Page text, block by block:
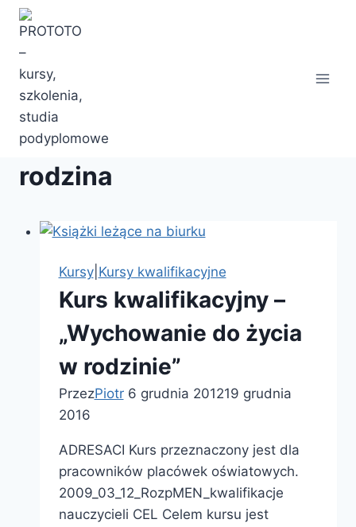
Przejdź
treści
rodzina
Kursy| Kursy kwalifikacyjne
Kurs kwalifikacyjny –
„Wychowanie do życia
w rodzinie”
PrzezPiotr 6 grudnia 201219 grudnia
2016
ADRESACI Kurs przeznaczony jest dla
pracowników placówek oświatowych.
2009_03_12_RozpMEN_kwalifikacje
nauczycieli CEL Celem kursu jest